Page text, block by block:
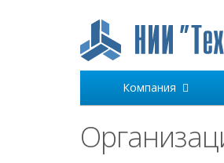
Компания